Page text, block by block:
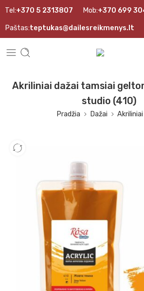
Tel:+370 5 2313807 Mob:+370 699
Paštas:teptukas@dailesreikmenys.lt
Akriliniai dažai tamsiai
studio (410)
Pradžia Dažai